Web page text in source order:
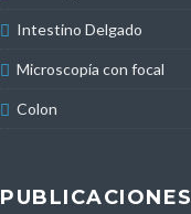
Intestino Delgado
Microscopía con focal
Colon
PUBLICACIONES